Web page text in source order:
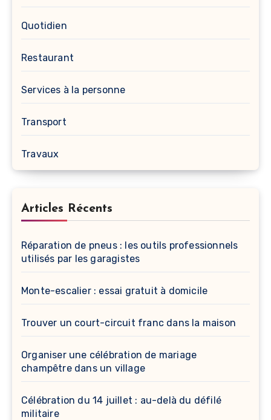
Quotidien
Restaurant
Services à la personne
Transport
Travaux
Articles Récents
Réparation de pneus : les outils professionnels
utilisés par les garagistes
Monte-escalier : essai gratuit à domicile
Trouver un court-circuit franc dans la maison
Organiser une célébration de mariage
champêtre dans un village
Célébration du 14 juillet : au-delà du défilé
militaire